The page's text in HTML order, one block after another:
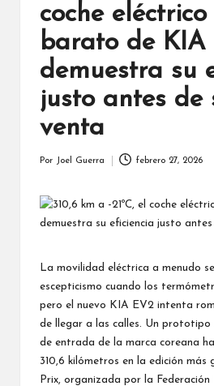
coche
barato de KIA
demuestra su
justo antes
venta
Por Joel Guerra febrero 27, 2026
La movilidad eléctrica a menudo
escepticismo cuando los
pero el nuevo KIA EV2 intenta
de llegar a las calles. Un prototipo
de entrada de la marca coreana
310,6 kilómetros en la edición más
Prix, organizada por la